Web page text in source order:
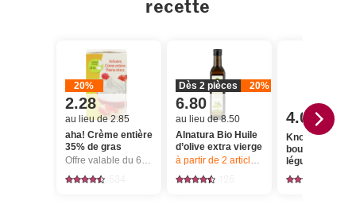
recette
20%
2.28
au lieu de 2.85
aha! Crème entière
35% de gras
Offre valable du 6.8 au 12.8.2026, jusqu’à épuisement du stock.
Dès 2 pièces 20%
6.80
au lieu de 8.50
Alnatura Bio Huile
d’olive extra vierge
à partir de 2 articles, Offre valable du
4.00
Knorr Cubes
bouillon de
légumes